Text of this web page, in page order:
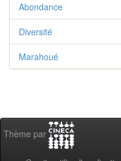
Abondance
Diversité
Marahoué
Thème par